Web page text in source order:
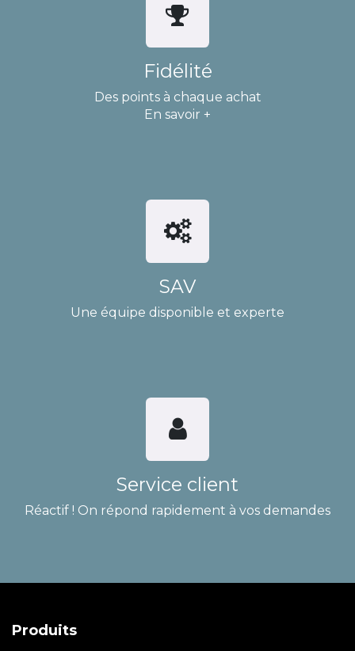
Fidélité
Des points à chaque achat
En savoir +
SAV
Une équipe disponible et experte
Service client
Réactif ! On répond rapidement à vos demandes
Produits